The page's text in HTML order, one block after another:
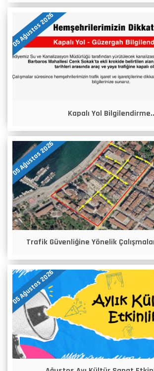
05 Ağustos 2026
Kapalı Yol Bilgilendirme..
05 Ağustos 2026
Trafik Güvenliğine Yönelik
05 Ağustos 2026